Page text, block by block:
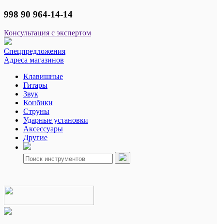
998 90 964-14-14
Консультация с экспертом
Спецпредложения
Адреса магазинов
Клавишные
Гитары
Звук
Конбики
Струны
Ударные установки
Аксессуары
Другие